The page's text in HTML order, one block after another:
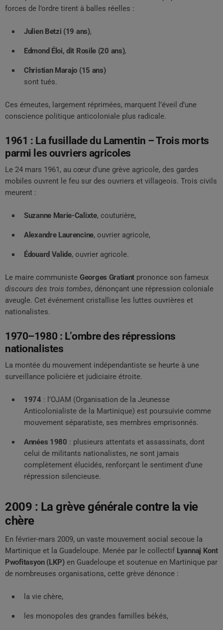
forces de l’ordre tirent à balles réelles :
Julien Betzi (19 ans),
Edmond Éloi, dit Rosile (20 ans),
Christian Marajo (15 ans)
sont tués.
Ces émeutes, largement réprimées, marquent l’éveil d’une
conscience politique anticoloniale plus radicale.
1961 : La fusillade du Lamentin – Trois morts
parmi les ouvriers agricoles
Le 24 mars 1961, au cœur d’une grève agricole, des gardes
mobiles ouvrent le feu sur des ouvriers et villageois. Trois civils
meurent :
Suzanne Marie-Calixte, couturière,
Alexandre Laurencine, ouvrier agricole,
Édouard Valide, ouvrier agricole.
Le maire communiste Georges Gratiant prononce son fameux
discours des trois tombes, dénonçant une répression coloniale
aveugle. Cet événement cristallise les luttes ouvrières et
nationalistes.
1970–1980 : L’ombre des répressions
nationalistes
La montée du mouvement indépendantiste se heurte à une
surveillance policière et judiciaire étroite.
1974 : l’OJAM (Organisation de la Jeunesse
Anticolonialiste de la Martinique) est poursuivie comme
mouvement séparatiste, ses membres emprisonnés.
Années 1980 : plusieurs attentats et assassinats, dont
celui de militants nationalistes, ne sont jamais
complètement élucidés, renforçant le sentiment d’une
répression silencieuse.
2009 : La grève générale contre la vie
chère
En février-mars 2009, un vaste mouvement social secoue la
Martinique et la Guadeloupe. Menée par le collectif Lyannaj Kont
Pwofitasyon (LKP)en Guadeloupe et soutenue en Martinique par
de nombreuses organisations, cette grève dénonce :
la vie chère,
les monopoles des grandes familles békés,